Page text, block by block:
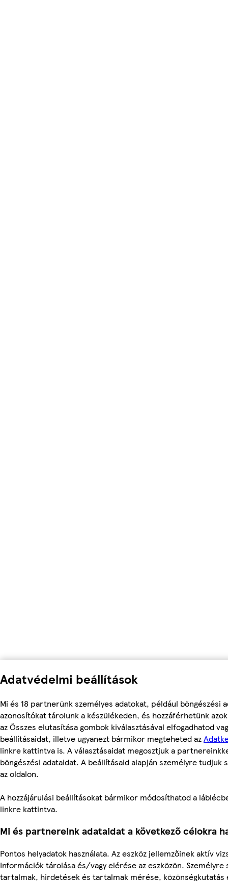
Adatvédelmi beállítások
Mi és 18 partnerünk személyes adatokat, például böngészési
azonosítókat tárolunk a készülékeden, és hozzáférhetünk
az Összes elutasítása gombok kiválasztásával elfogadhatod
beállításaidat, illetve ugyanezt bármikor megteheted az
linkre kattintva is. A választásaidat megosztjuk a
böngészési adataidat. A beállításaid alapján személyre tudjuk
az oldalon.
A hozzájárulási beállításokat bármikor módosíthatod a
linkre kattintva.
Mi és partnereink adataidat a következő célokra
Pontos helyadatok használata. Az eszköz jellemzőinek aktív
Információk tárolása és/vagy elérése az eszközön.
tartalmak, hirdetések és tartalmak mérése, közönségkutatás